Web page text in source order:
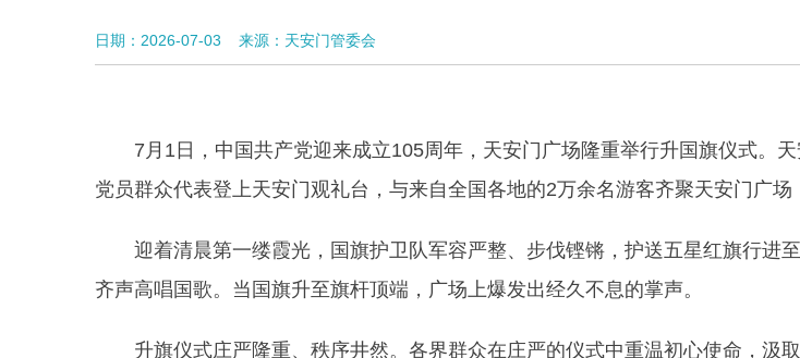
日期：2026-07-03 来源：天安门管委会
7 月 1 日，中国共产党迎来成立105周年，天安门广场隆重举行升国旗仪式。
党员群众代表登上天安门观礼台，与来自全国各地的2万余名游客齐聚天安门广场
迎着清晨第一缕霞光，国旗护卫队军容严整、步伐铿锵，护送五星红旗行进
齐声高唱国歌。当国旗升至旗杆顶端，广场上爆发出经久不息的掌声。
升旗仪式庄严隆重、秩序井然。各界群众在庄严的仪式中重温初心使命，汲